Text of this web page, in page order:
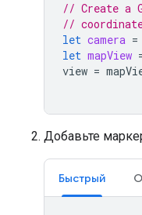
// Create a
//
let camera =
let mapView
view =
Добавьте
Быстрый